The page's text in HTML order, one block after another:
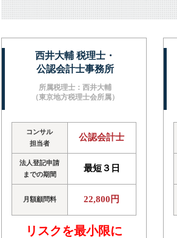
西井大輔 税理士・
公認会計士事務所
所属税理士：西井大輔
（東京地方税理士会所属）
コンサル
担当者
公認会計士
法人登記申請
までの期間
最短３日
月額顧問料 22,800円
リスクを最小限に